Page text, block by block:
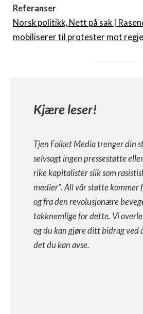
Referanser
Norsk politikk, Nett på sak |
mobiliserer til protester mot
Kjære leser!
Tjen Folket Media trenger din
selvsagt ingen pressestøtte
rike kapitalister slik som
medier”. All vår støtte kommer
og fra den revolusjonære
takknemlige for dette. Vi
og du kan gjøre ditt bidrag ved
det du kan avse.